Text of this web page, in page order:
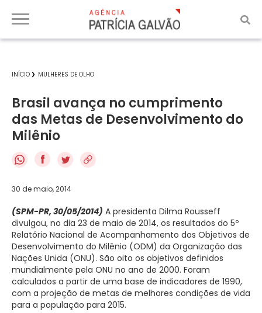
INÍCIO MULHERES DE OLHO
Brasil avança no cumprimento
das Metas de Desenvolvimento do
Milênio
f
30 de maio, 2014
(SPM-PR, 30/05/2014) A presidenta Dilma Rousseff
divulgou, no dia 23 de maio de 2014, os resultados do 5º
Relatório Nacional de Acompanhamento dos Objetivos de
Desenvolvimento do Milênio (ODM) da Organização das
Nações Unida (ONU). São oito os objetivos definidos
mundialmente pela ONU no ano de 2000. Foram
calculados a partir de uma base de indicadores de 1990,
com a projeção de metas de melhores condições de vida
para a população para 2015.